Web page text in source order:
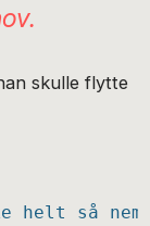
skulle flytte
helt så